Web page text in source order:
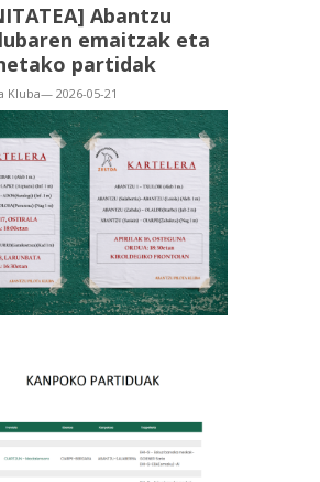
Abantzu
emaitzak eta
partidak
Kluba— 2026-05-21